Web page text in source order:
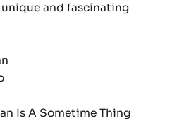
unique and fascinating
Is A Sometime Thing